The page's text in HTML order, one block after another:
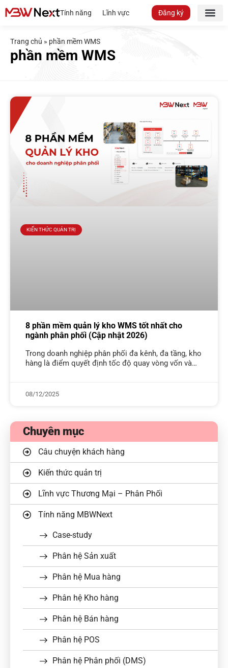
Tính năng Lĩnh vực Đăng ký
Trang chủ » phần mềm WMS
phần mềm WMS
KIẾN THỨC QUẢN TRỊ
8 phần mềm quản lý kho WMS tốt nhất cho
ngành phân phối (Cập nhật 2026)
Trong doanh nghiệp phân phối đa kênh, đa tầng, kho
hàng là điểm quyết định tốc độ quay vòng vốn và
08/12/2025
Chuyên mục
Câu chuyện khách hàng
Kiến thức quản trị
Lĩnh vực Thương Mại – Phân Phối
Tính năng MBWNext
Case-study
Phân hệ Sản xuất
Phân hệ Mua hàng
Phân hệ Kho hàng
Phân hệ Bán hàng
Phân hệ POS
Phân hệ Phân phối (DMS)